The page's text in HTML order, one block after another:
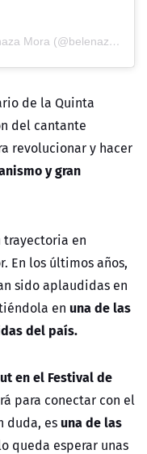
Una publicación compartida de Belenaza Mora (@belenaza_)
de la Quinta
del cantante
revolucionar y hacer
y gran
trayectoria en
En los últimos años,
sido aplaudidas en
en una de las
del país.
en el Festival de
para conectar con el
duda, es una de las
queda esperar unas